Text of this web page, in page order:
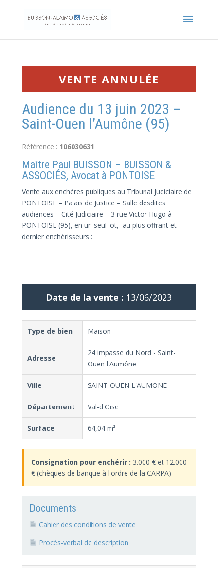
VENTE ANNULÉE
Audience du 13 juin 2023 –
Saint-Ouen l’Aumône (95)
Référence : 106030631
Maître Paul BUISSON – BUISSON &
ASSOCIÉS, Avocat à PONTOISE
Vente aux enchères publiques au Tribunal Judiciaire de
PONTOISE – Palais de Justice – Salle desdites
audiences – Cité Judiciaire – 3 rue Victor Hugo à
PONTOISE (95), en un seul lot, au plus offrant et
dernier enchérisseurs :
Date de la vente : 13/06/2023
Type de bien Maison
Adresse
24 impasse du Nord - Saint-
Ouen l'Aumône
Ville SAINT-OUEN L'AUMONE
Département Val-d'Oise
Surface 64,04 m²
Consignation pour enchérir : 3.000 € et 12.000
€ (chèques de banque à l'ordre de la CARPA)
Documents
Cahier des conditions de vente
Procès-verbal de description